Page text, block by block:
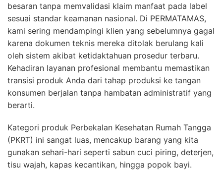
besaran tanpa memvalidasi klaim manfaat pada label
sesuai standar keamanan nasional. Di PERMATAMAS,
kami sering mendampingi klien yang sebelumnya gagal
karena dokumen teknis mereka ditolak berulang kali
oleh sistem akibat ketidaktahuan prosedur terbaru.
Kehadiran layanan profesional membantu memastikan
transisi produk Anda dari tahap produksi ke tangan
konsumen berjalan tanpa hambatan administratif yang
berarti.
Kategori produk Perbekalan Kesehatan Rumah Tangga
(PKRT) ini sangat luas, mencakup barang yang kita
gunakan sehari-hari seperti sabun cuci piring, deterjen,
tisu wajah, kapas kecantikan, hingga popok bayi.